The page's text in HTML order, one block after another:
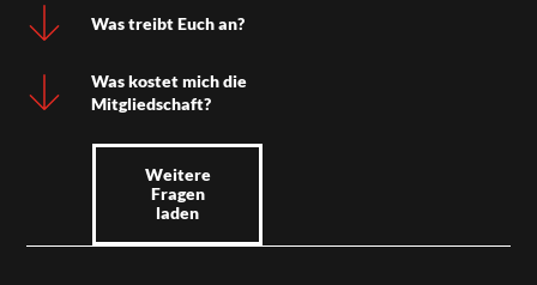
Was treibt Euch an?
Was kostet mich die
Mitgliedschaft?
Weitere
Fragen
laden